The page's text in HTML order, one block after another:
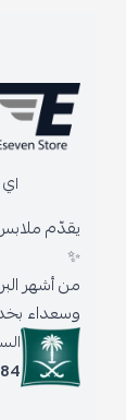
اي
يقدّم ملابس
من أشهر
وسعداء بخدمة أكثر من 300,000
السجل